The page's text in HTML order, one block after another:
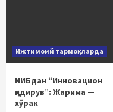
Ижтимоий тармоқларда
ИИБдан “Инновацион
қидирув”: Жарима —
хўрак